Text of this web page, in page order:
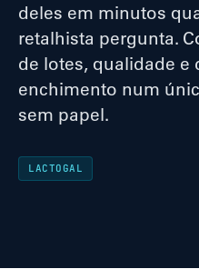
deles em minutos
retalhista pergunta.
de lotes, qualidade e
enchimento num
sem papel.
LACTOGAL